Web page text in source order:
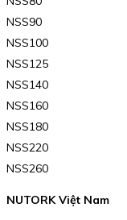
NSS90
NSS100
NSS125
NSS140
NSS160
NSS180
NSS220
NSS260
NUTORK Việt Nam